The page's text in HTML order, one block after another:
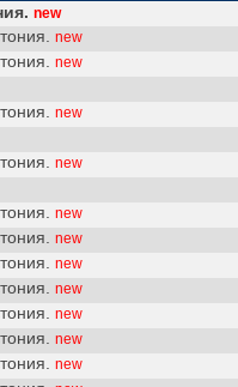
new
new
new
new
new
new
new
new
new
new
new
new